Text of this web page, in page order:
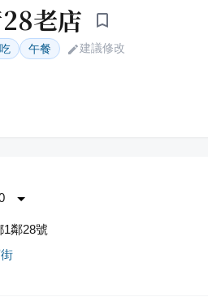
老店
午餐 建議修改
鄰28號